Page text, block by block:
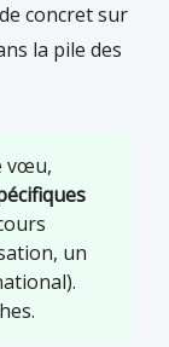
concret sur
la pile des
vœu,
un